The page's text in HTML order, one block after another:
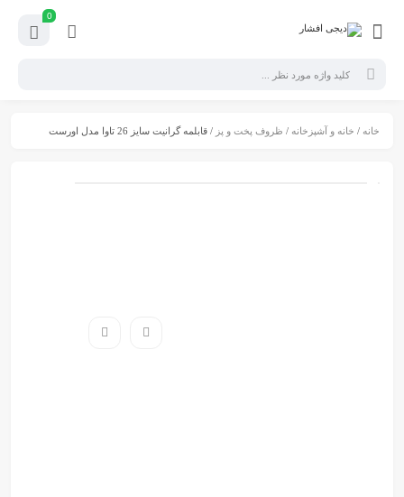
0
خانه / خانه و آشپزخانه / ظروف پخت و پز / قابلمه گرانیت سایز 26 تاوا مدل اورست